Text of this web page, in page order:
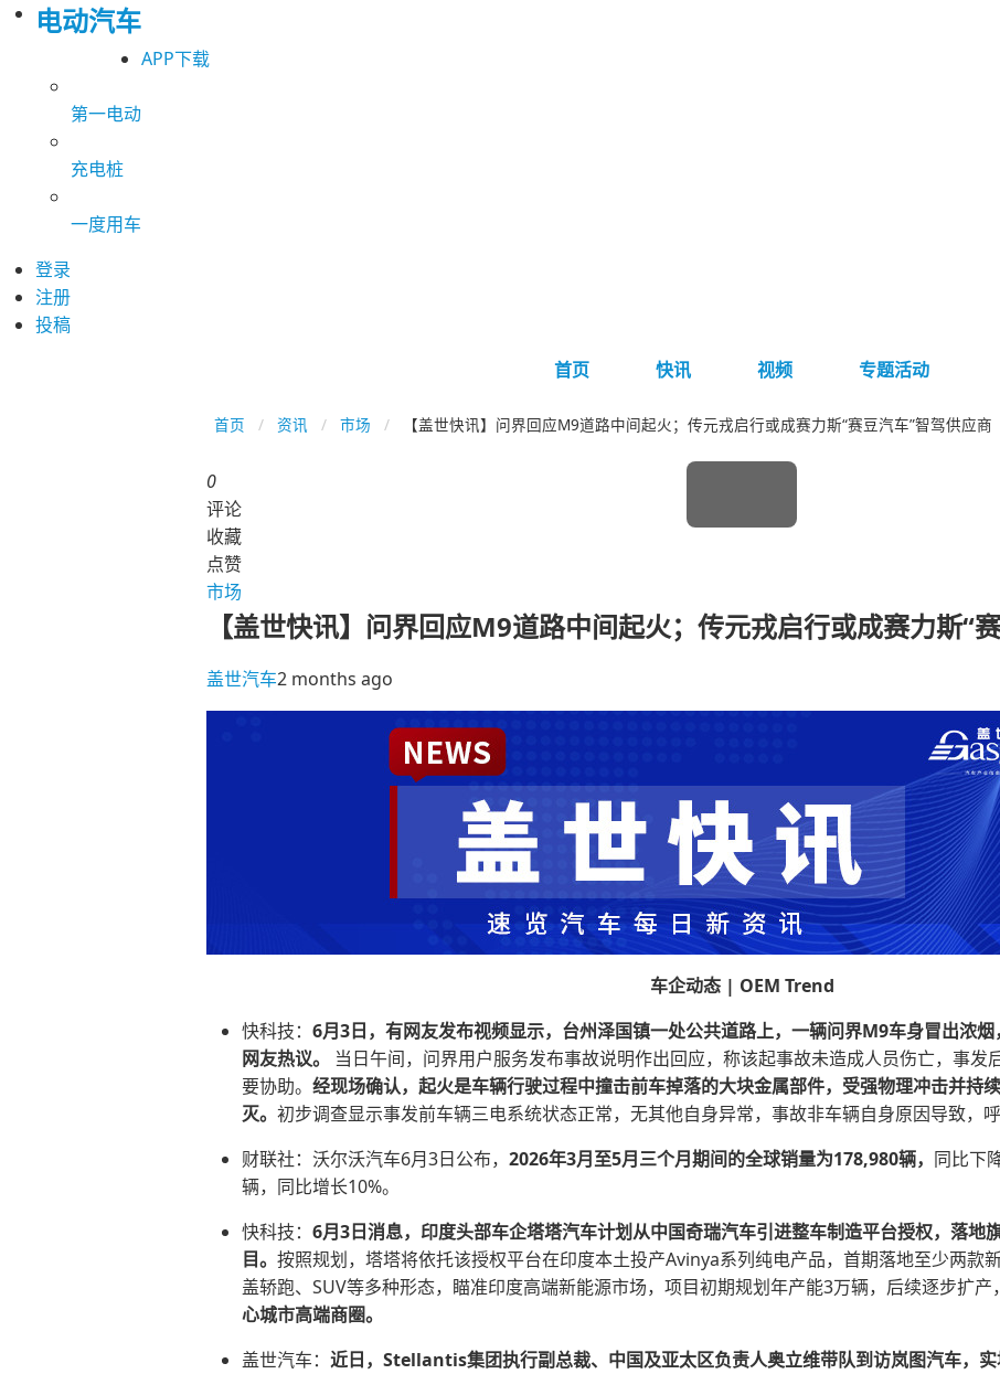
电动汽车
APP下载
第一电动
充电桩
一度用车
登录
注册
投稿
首页
快讯 视频 专题活动
首页 资讯 市场 【盖世快讯】问界回应M9道路中间起火；传元戎启行或成赛力斯“赛豆汽车”智驾供应商
0
评论
收藏
点赞
市场
【盖世快讯】问界回应M9道路中间起火；传元戎启行或成赛力斯“
盖世汽车2 months ago
车企动态 | OEM Trend
快科技： 6月3日，有网友发布视频显示，台州泽国镇一处公共道路上，一辆问界M9车身冒出浓
网友热议。
当日午间，问界用户服务发布事故说明作出回应，称该起事故未造成人员伤亡，事发
要协助。 经现场确认，起火是车辆行驶过程中撞击前车掉落的大块金属部件，受强物理冲击并持
灭。 初步调查显示事发前车辆三电系统状态正常，无其他自身异常，事故非车辆自身原因导致，
财联社：沃尔沃汽车6月3日公布， 2026年3月至5月三个月期间的全球销量为178,980辆， 同比下
辆，同比增长10%。
快科技： 6月3日消息，印度头部车企塔塔汽车计划从中国奇瑞汽车引进整车制造平台授权，落
目。 按照规划，塔塔将依托该授权平台在印度本土投产Avinya系列纯电产品，首期落地至少两款
盖轿跑、SUV等多种形态，瞄准印度高端新能源市场，项目初期规划年产能3万辆，后续逐步扩产，
心城市高端商圈。
盖世汽车： 近日，Stellantis集团执行副总裁、中国及亚太区负责人奥立维带队到访岚图汽车，